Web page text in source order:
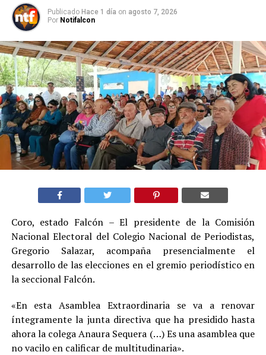
Publicado Hace 1 día on agosto 7, 2026
Por Notifalcon
Coro, estado Falcón – El presidente de la Comisión
Nacional Electoral del Colegio Nacional de Periodistas,
Gregorio Salazar, acompaña presencialmente el
desarrollo de las elecciones en el gremio periodístico en
la seccional Falcón.
«En esta Asamblea Extraordinaria se va a renovar
íntegramente la junta directiva que ha presidido hasta
ahora la colega Anaura Sequera (…) Es una asamblea que
no vacilo en calificar de multitudinaria».